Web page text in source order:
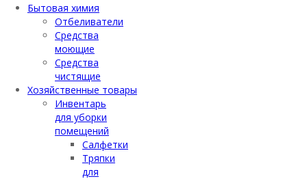
Бытовая химия
Отбеливатели
Средства
моющие
Средства
чистящие
Хозяйственные товары
Инвентарь
для уборки
помещений
Салфетки
Тряпки
для